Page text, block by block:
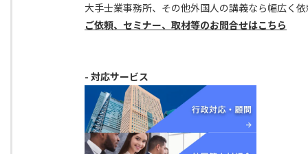
大手士業事務所、その他外国人の講義なら幅広く
ご依頼、セミナー、取材等のお問合せはこちら
- 対応サービス